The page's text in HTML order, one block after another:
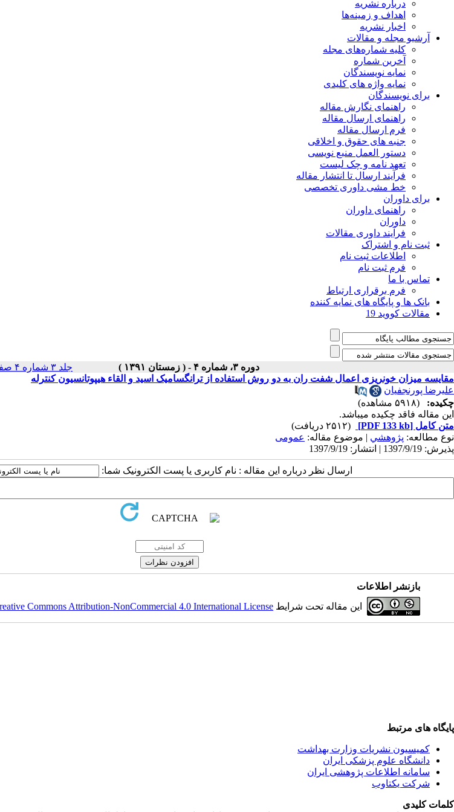
درباره نشریه
اهداف و زمینه‌ها
اخبار نشریه
آرشیو مجله و مقالات
کلیه شماره‌های مجله
آخرین شماره
نمایه نویسندگان
نمایه واژه های کلیدی
برای نویسندگان
راهنمای نگارش مقاله
راهنمای ارسال مقاله
فرم ارسال مقاله
جنبه های حقوق و اخلاقی
دستور العمل منبع نویسی
تعهد نامه و چک لیست
فرآیند ارسال تا انتشار مقاله
خط مشی داوری تخصصی
برای داوران
راهنمای داوران
داوران
فرآیند داوری مقالات
ثبت نام و اشتراک
اطلاعات ثبت نام
فرم ثبت نام
تماس با ما
فرم برقراری ارتباط
بانک ها و پایگاه های نمایه کننده
مقالات کووید 19
دوره ۳، شماره ۴ - ( زمستان ۱۳۹۱ ) جلد ۳ شماره ۴ صفحات ۰-۱۳۰
مقایسه میزان خونریزی اعمال شفت ران به دو روش استفاده از ترانگسامیک اسید و القاء هیپوتانسیون کنترله
علیرضا پورنجفیان
چکیده:
(۵۹۱۸ مشاهده)
این مقاله فاقد چکیده می​باشد.
متن کامل [PDF 133 kb]
(۲۵۱۲ دریافت)
نوع مطالعه: پژوهشي | موضوع مقاله: عمومى
پذیرش: 1397/9/19 | انتشار: 1397/9/19
ارسال نظر درباره این مقاله : نام کاربری یا پست الکترونیک شما:
بازنشر اطلاعات
این مقاله تحت شرایط Commons Attribution-NonCommercial 4.0 International License
پایگاه های مرتبط
کمیسیون نشریات وزارت بهداشت
دانشگاه علوم پزشکی ایران
سامانه اطلاعات پژوهشی ایران
شرکت یکتاوب
کلمات کلیدی